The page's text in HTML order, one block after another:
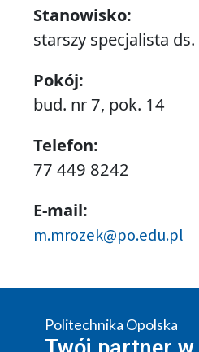
Stanowisko:
starszy specjalista
Pokój:
bud. nr 7, pok. 14
Telefon:
77 449 8242
E-mail:
m.mrozek@po.edu.pl
Politechnika Opolska